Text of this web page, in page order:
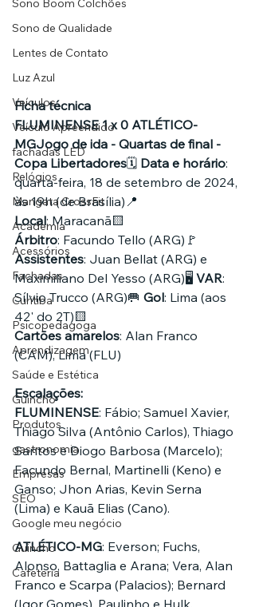
Sono Boom Colchões
Sono de Qualidade
Lentes de Contato
Luz Azul
Veículos
Veículo Apreendido
fachadas LED
Relógios
Mangata CrossFit
Academia
Acessórios
Fachadas
Curitiba
Psicopedagoga
Aprendizagem
Saúde e Estética
Guincho
Produtos
gastronomia
Empresas
SEO
Google meu negócio
Guincho
Cafeteria
Ficha técnica
FLUMINENSE 1 x 0 ATLÉTICO-
MGJogo de ida - Quartas de final -
Copa Libertadores🗓️ Data e horário:
quarta-feira, 18 de setembro de 2024,
às 19h (de Brasília)📍
Local: Maracanã🟨
Árbitro: Facundo Tello (ARG)🚩
Assistentes: Juan Bellat (ARG) e
Maximiliano Del Yesso (ARG)🖥️ VAR:
Sílvio Trucco (ARG)🥅 Gol: Lima (aos
42' do 2T)🟨
Cartões amarelos: Alan Franco
(CAM), Lima (FLU)
Escalações:
FLUMINENSE: Fábio; Samuel Xavier,
Thiago Silva (Antônio Carlos), Thiago
Santos e Diogo Barbosa (Marcelo);
Facundo Bernal, Martinelli (Keno) e
Ganso; Jhon Arias, Kevin Serna
(Lima) e Kauã Elias (Cano).
ATLÉTICO-MG: Everson; Fuchs,
Alonso, Battaglia e Arana; Vera, Alan
Franco e Scarpa (Palacios); Bernard
(Igor Gomes), Paulinho e Hulk.